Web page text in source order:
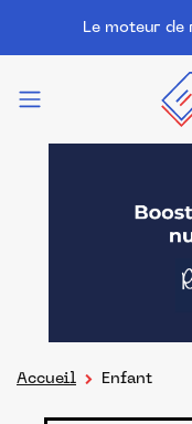
Le moteur de
Accueil Enfant